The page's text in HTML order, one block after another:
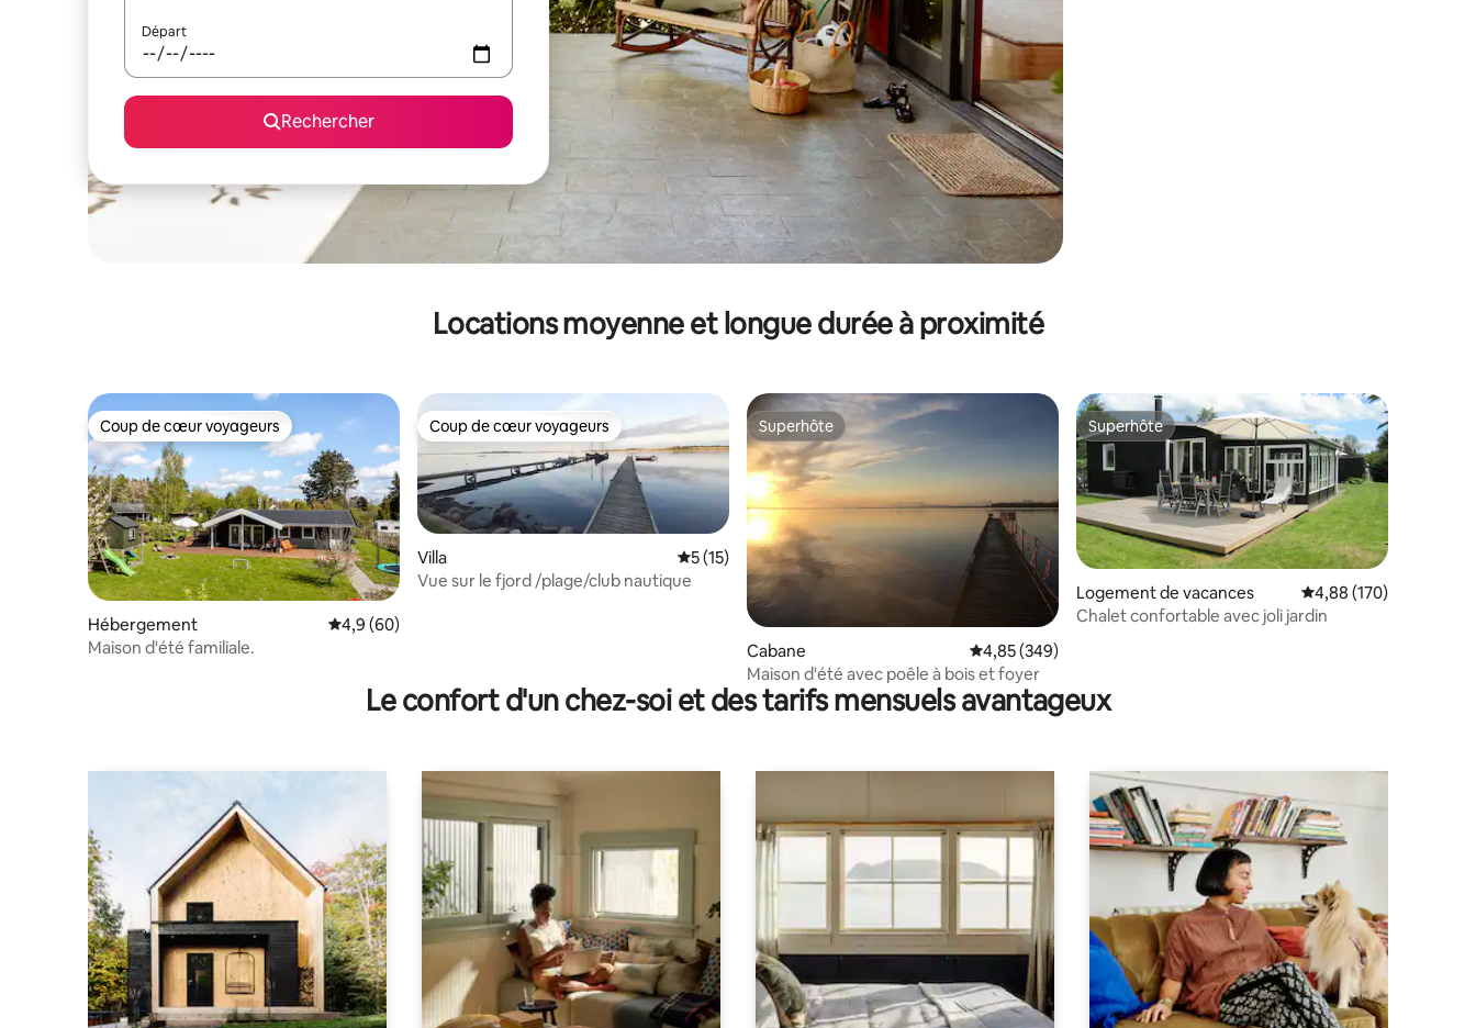
Départ
Rechercher
Locations moyenne et longue durée à proximité
Coup de cœur voyageurs
Coup de cœur voyageurs
Hébergement Évaluation moyenne sur la base de 60 commentaires : 4,9 sur 5
4,9 (60)
Maison d'été familiale.
Coup de cœur voyageurs
Coup de cœur voyageurs
Villa Évaluation moyenne sur la base de 15 commentaires : 5 sur 5
5 (15)
Vue sur le fjord /plage/club nautique
Superhôte
Superhôte
Cabane Évaluation moyenne sur la base de 349 commentaires : 4,85 sur 5
4,85 (349)
Maison d'été avec poêle à bois et foyer
Superhôte
Superhôte
Logement de vacances Évaluation moyenne
4,88 (170)
Chalet confortable avec joli jardin
Le confort d'un chez-soi et des tarifs mensuels avantageux